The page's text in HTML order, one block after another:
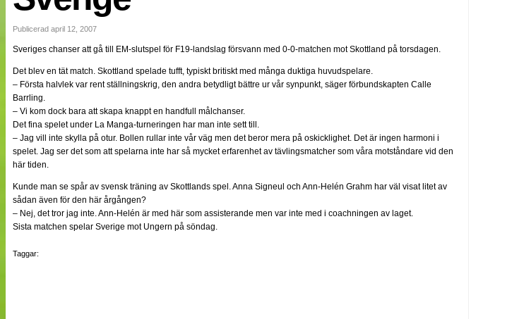
NÄTverket
Nyheter
Bloggar
Webb-TV
Cuper
Medlemmar
Medlemsbilder
Till klubbkassan
Om oss
NÄTverket
Split vision
Publicerad april 12, 2007
Sveriges chanser att gå till EM-slutspel för F19-landslag försvann med 0-0-matchen mot Skottland på torsdagen.
Det blev en tät match. Skottland spelade tufft, typiskt britiskt med många duktiga huvudspelare.
– Första halvlek var rent ställningskrig, den andra betydligt bättre ur vår synpunkt, säger förbundskapten Calle
Barrling.
– Vi kom dock bara att skapa knappt en handfull målchanser.
Det fina spelet under La Manga-turneringen har man inte sett till.
– Jag vill inte skylla på otur. Bollen rullar inte vår väg men det beror mera på oskicklighet. Det är ingen harmoni i
spelet. Jag ser det som att spelarna inte har så mycket erfarenhet av tävlingsmatcher som våra motståndare vid den
här tiden.
Kunde man se spår av svensk träning av Skottlands spel. Anna Signeul och Ann-Helén Grahm har väl visat litet av
sådan även för den här årgången?
– Nej, det tror jag inte. Ann-Helén är med här som assisterande men var inte med i coachningen av laget.
Sista matchen spelar Sverige mot Ungern på söndag.
Taggar: